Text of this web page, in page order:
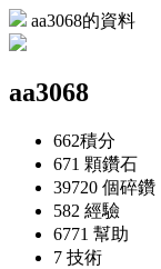
aa3068的資料
aa3068
662積分
671 顆鑽石
39720 個碎鑽
582 經驗
6771 幫助
7 技術